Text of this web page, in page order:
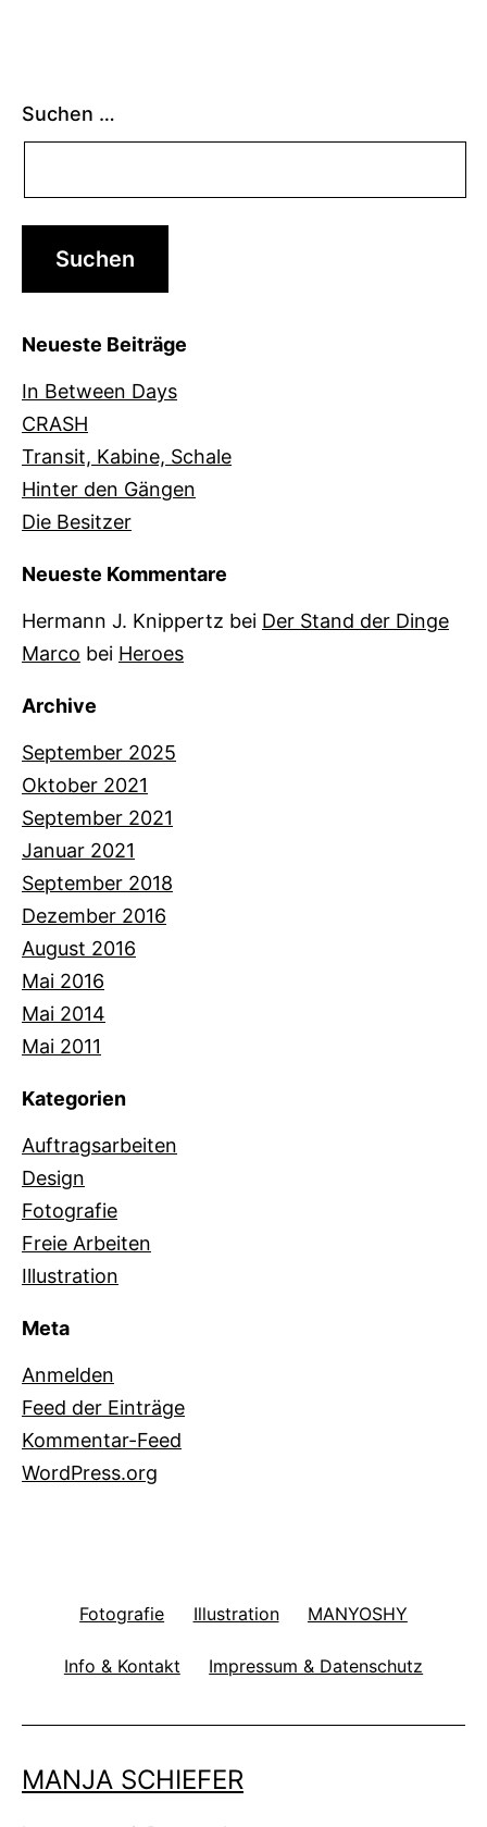
Suchen …
Neueste Beiträge
In Between Days
CRASH
Transit, Kabine, Schale
Hinter den Gängen
Die Besitzer
Neueste Kommentare
Hermann J. Knippertz bei Der Stand der Dinge
Marco bei Heroes
Archive
September 2025
Oktober 2021
September 2021
Januar 2021
September 2018
Dezember 2016
August 2016
Mai 2016
Mai 2014
Mai 2011
Kategorien
Auftragsarbeiten
Design
Fotografie
Freie Arbeiten
Illustration
Meta
Anmelden
Feed der Einträge
Kommentar-Feed
WordPress.org
Fotografie Illustration MANYOSHY
Info & Kontakt Impressum & Datenschutz
MANJA SCHIEFER